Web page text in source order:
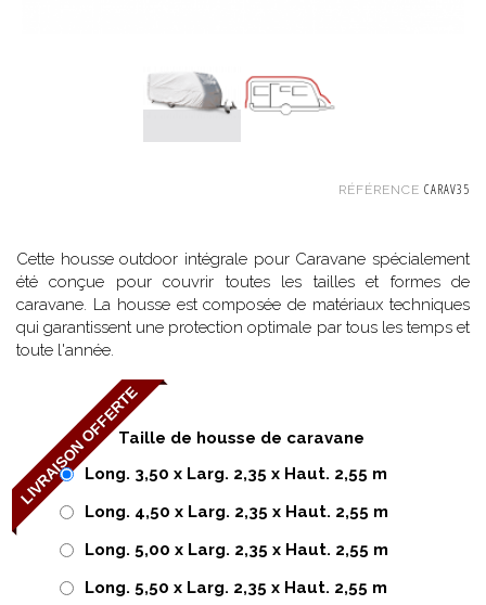
RÉFÉRENCE CARAV35
Cette housse outdoor intégrale pour Caravane spécialement
été conçue pour couvrir toutes les tailles et formes de
caravane. La housse est composée de matériaux techniques
qui garantissent une protection optimale par tous les temps et
toute l'année.
LIVRAISON OFFERTETaille de housse de caravane
Long. 3,50 x Larg. 2,35 x Haut. 2,55 m
Long. 4,50 x Larg. 2,35 x Haut. 2,55 m
Long. 5,00 x Larg. 2,35 x Haut. 2,55 m
Long. 5,50 x Larg. 2,35 x Haut. 2,55 m